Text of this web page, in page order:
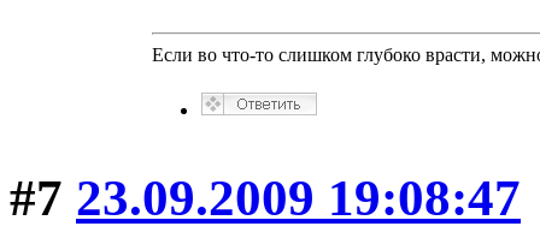
Если во что-то слишком глубоко врасти,
#7 23.09.2009 19:08:47